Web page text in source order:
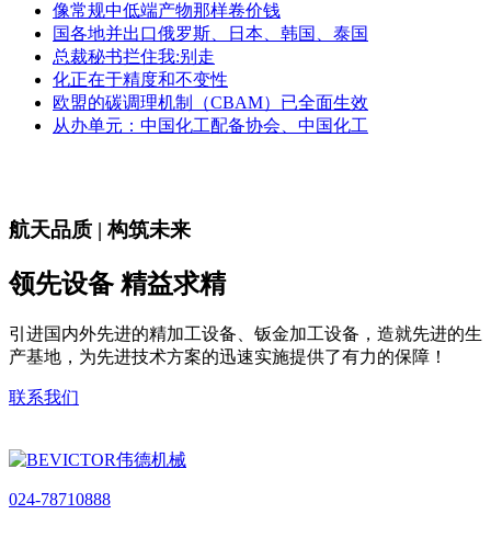
像常规中低端产物那样卷价钱
国各地并出口俄罗斯、日本、韩国、泰国
总裁秘书拦住我:别走
化正在于精度和不变性
欧盟的碳调理机制（CBAM）已全面生效
从办单元：中国化工配备协会、中国化工
航天品质 | 构筑未来
领先设备 精益求精
引进国内外先进的精加工设备、钣金加工设备，造就先进的生
产基地，为先进技术方案的迅速实施提供了有力的保障！
联系我们
024-78710888